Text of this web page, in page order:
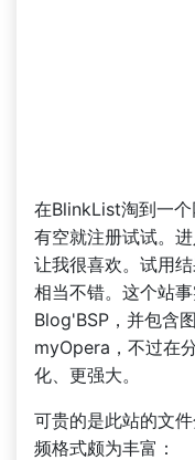
在BlinkList淘到一
有空就注册试试。
让我很喜欢。试用
相当不错。这个站
Blog'BSP，并包含
myOpera，不过在
化、更强大。
可贵的是此站的文
频格式颇为丰富：